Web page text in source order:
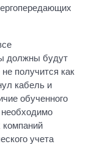
должны будут
получится как
кабель и
обученного
необходимо
компаний
учета